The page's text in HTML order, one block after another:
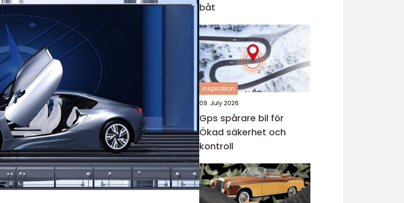
båt
inspiration
09. July 2026
Gps spårare bil för
Ökad säkerhet och
kontroll